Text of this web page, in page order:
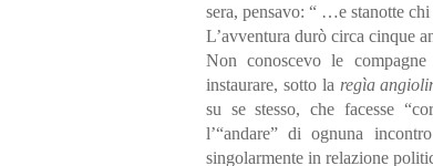
sera, pensavo: “ …e stanotte chi
L’avventura durò circa cinque
Non conoscevo le
instaurare, sotto la regìa
su se stesso, che facesse
l’“andare” di ognuna
singolarmente in relazione